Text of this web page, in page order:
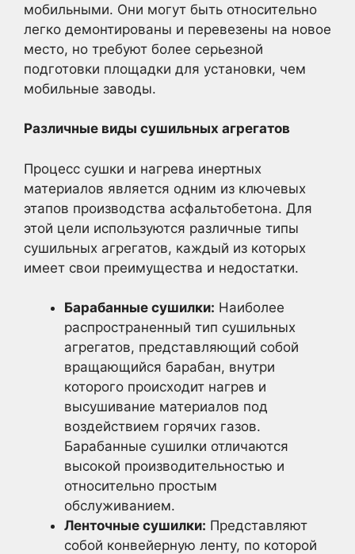
мобильными. Они могут быть относительно
легко демонтированы и перевезены на новое
место, но требуют более серьезной
подготовки площадки для установки, чем
мобильные заводы.
Различные виды сушильных агрегатов
Процесс сушки и нагрева инертных
материалов является одним из ключевых
этапов производства асфальтобетона. Для
этой цели используются различные типы
сушильных агрегатов, каждый из которых
имеет свои преимущества и недостатки.
Барабанные сушилки: Наиболее
распространенный тип сушильных
агрегатов, представляющий собой
вращающийся барабан, внутри
которого происходит нагрев и
высушивание материалов под
воздействием горячих газов.
Барабанные сушилки отличаются
высокой производительностью и
относительно простым
обслуживанием.
Ленточные сушилки: Представляют
собой конвейерную ленту, по которой